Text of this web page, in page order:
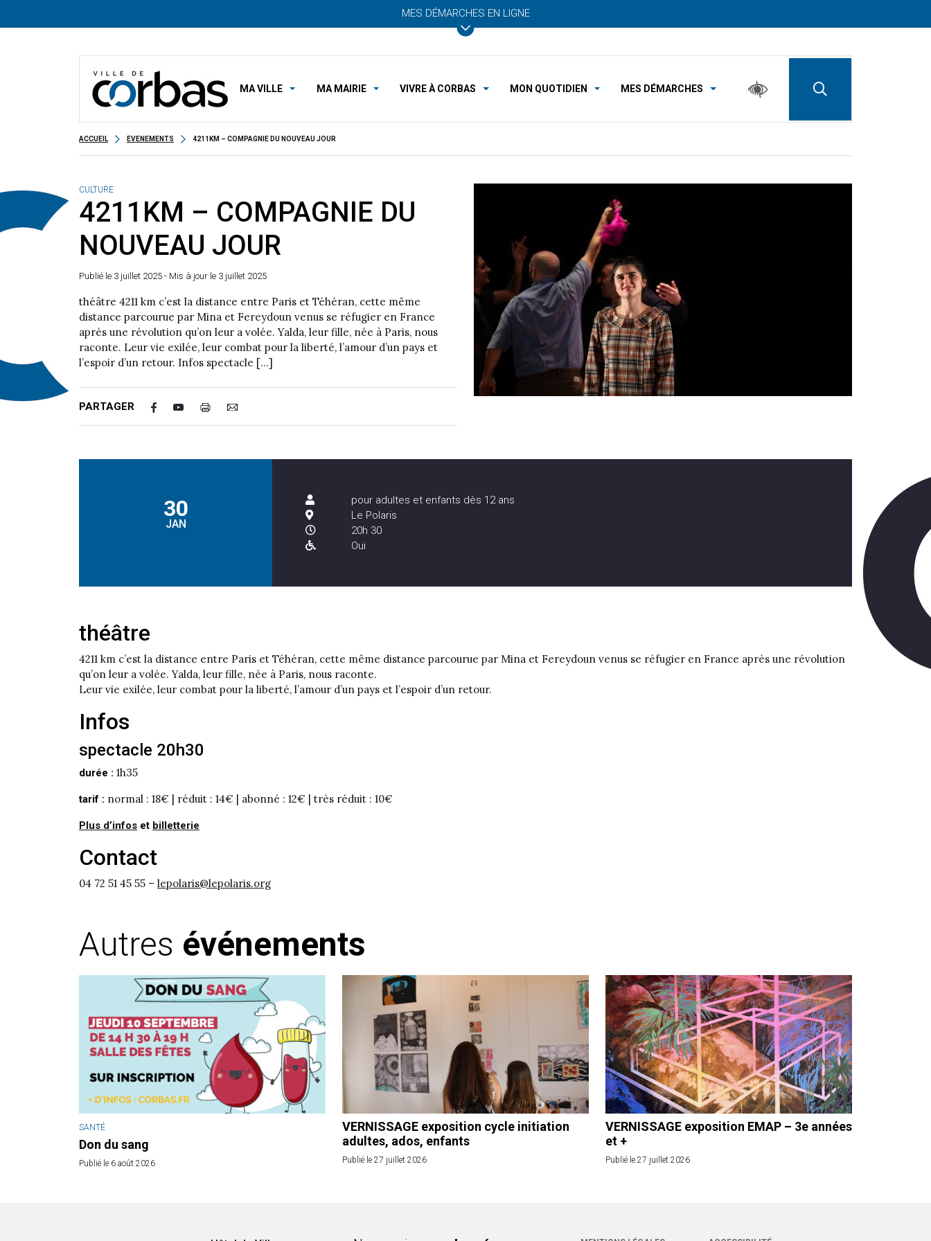
MES DÉMARCHES EN LIGNE
MA VILLE MA MAIRIE VIVRE À CORBAS MON QUOTIDIEN MES DÉMARCHES
ACCUEIL EVENEMENTS 4211KM – COMPAGNIE DU NOUVEAU JOUR
CULTURE
4211KM – COMPAGNIE DU
NOUVEAU JOUR
Publié le 3 juillet 2025 - Mis à jour le 3 juillet 2025
théâtre 4211 km c’est la distance entre Paris et Téhéran, cette même
distance parcourue par Mina et Fereydoun venus se réfugier en France
après une révolution qu’on leur a volée. Yalda, leur fille, née à Paris, nous
raconte. Leur vie exilée, leur combat pour la liberté, l’amour d’un pays et
l’espoir d’un retour. Infos spectacle […]
PARTAGER
30
JAN
pour adultes et enfants dès 12 ans
Le Polaris
20h 30
Oui
théâtre
4211 km c’est la distance entre Paris et Téhéran, cette même distance parcourue par Mina et Fereydoun venus se réfugier en France après une révolution
qu’on leur a volée. Yalda, leur fille, née à Paris, nous raconte.
Leur vie exilée, leur combat pour la liberté, l’amour d’un pays et l’espoir d’un retour.
Infos
spectacle 20h30
durée : 1h35
tarif : normal : 18€ | réduit : 14€ | abonné : 12€ | très réduit : 10€
Plus d’infos et billetterie
Contact
04 72 51 45 55 – lepolaris@lepolaris.org
Autres événements
SANTÉ
Don du sang
Publié le 6 août 2026
VERNISSAGE exposition cycle initiation
adultes, ados, enfants
Publié le 27 juillet 2026
VERNISSAGE exposition EMAP – 3e années
et +
Publié le 27 juillet 2026